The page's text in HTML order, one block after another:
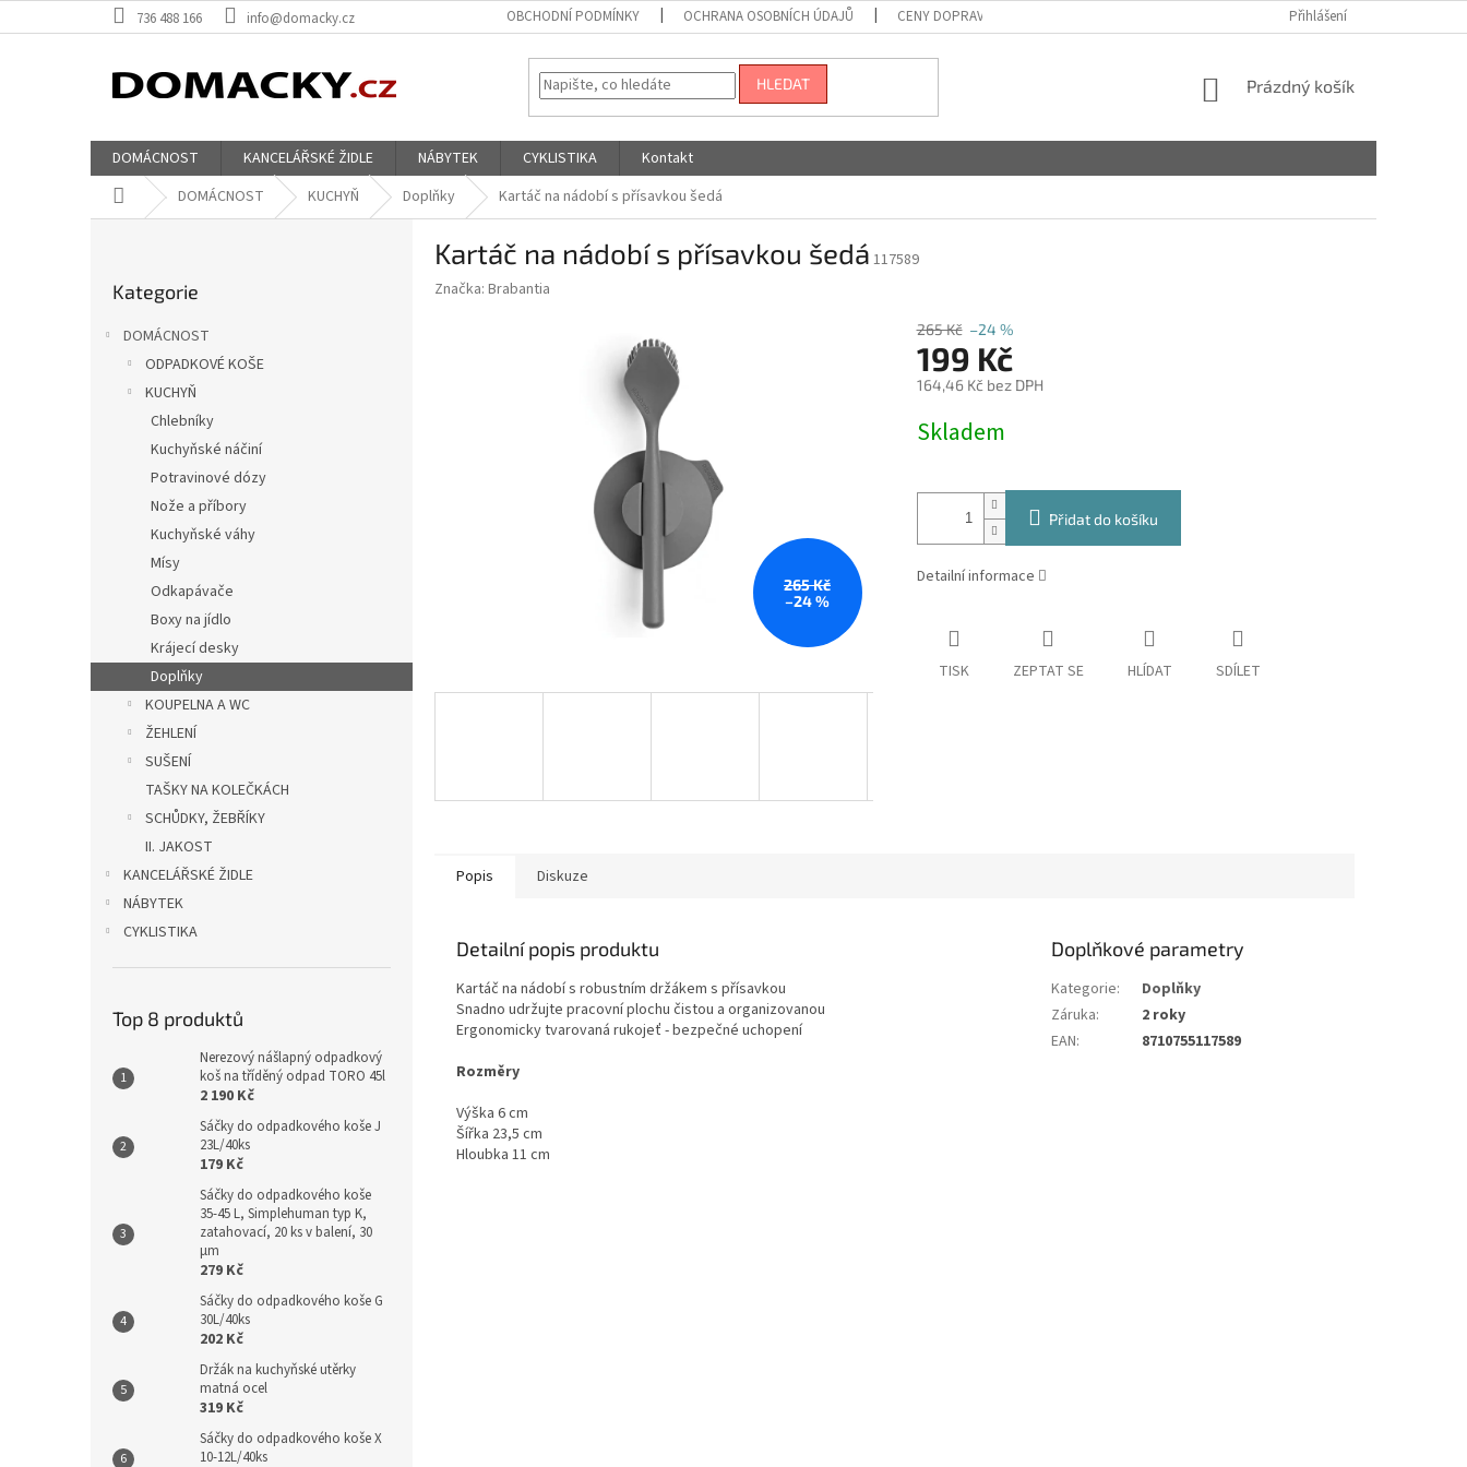
na
736 488 166 info@domacky.cz OBCHODNÍ PODMÍNKY OCHRANA OSOBNÍCH ÚDAJŮ CENY DOPRAVY Přihlášení
HLEDAT
NÁKUPNÍ
Prázdný košík
DOMÁCNOST KANCELÁŘSKÉ ŽIDLE NÁBYTEK CYKLISTIKA
Kontakt
Domů DOMÁCNOST KUCHYŇ Doplňky Kartáč na nádobí s přísavkou šedá
kategorie
Kategorie
DOMÁCNOST
ODPADKOVÉ KOŠE
KUCHYŇ
Chlebníky
Kuchyňské náčiní
Potravinové dózy
Nože a příbory
Kuchyňské váhy
Mísy
Odkapávače
Boxy na jídlo
Krájecí desky
Doplňky
KOUPELNA A WC
ŽEHLENÍ
SUŠENÍ
TAŠKY NA KOLEČKÁCH
SCHŮDKY, ŽEBŘÍKY
II. JAKOST
KANCELÁŘSKÉ ŽIDLE
NÁBYTEK
CYKLISTIKA
Top 8 produktů
Nerezový nášlapný odpadkový
koš na tříděný odpad TORO 45l
2 190 Kč
Sáčky do odpadkového koše J
23L/40ks
179 Kč
Sáčky do odpadkového koše
35-45 L, Simplehuman typ K,
zatahovací, 20 ks v balení, 30
µm
279 Kč
Sáčky do odpadkového koše G
30L/40ks
202 Kč
Držák na kuchyňské utěrky
matná ocel
319 Kč
Sáčky do odpadkového koše X
10-12L/40ks
Kartáč na nádobí s přísavkou šedá 117589
Značka: Brabantia
265 Kč
–24 %
265 Kč –24 %
199 Kč
164,46 Kč bez DPH
cena:
Skladem
Přidat do košíku
Detailní informace
TISK ZEPTAT SE HLÍDAT SDÍLET
Popis Diskuze
Detailní popis produktu
Kartáč na nádobí s robustním držákem s přísavkou
Snadno udržujte pracovní plochu čistou a organizovanou
Ergonomicky tvarovaná rukojeť - bezpečné uchopení
Rozměry
Výška 6 cm
Šířka 23,5 cm
Hloubka 11 cm
Doplňkové parametry
Kategorie:
Doplňky
Záruka:
2 roky
EAN: 8710755117589